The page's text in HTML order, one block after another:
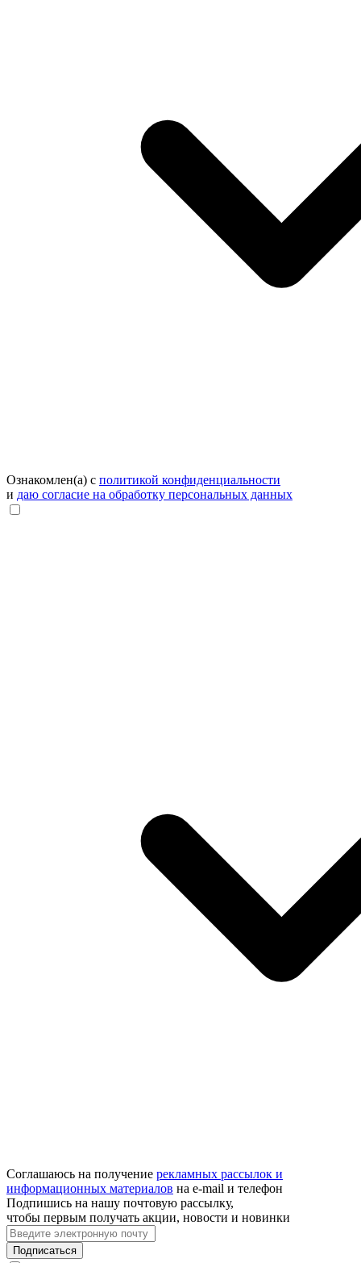
Ознакомлен(а) с политикой конфиденциальности
и даю согласие на обработку персональных данных
Соглашаюсь на получение рекламных рассылок и
информационных материалов на e‑mail и телефон
Подпишись на нашу почтовую рассылку,
чтобы первым получать акции, новости и новинки
Подписаться